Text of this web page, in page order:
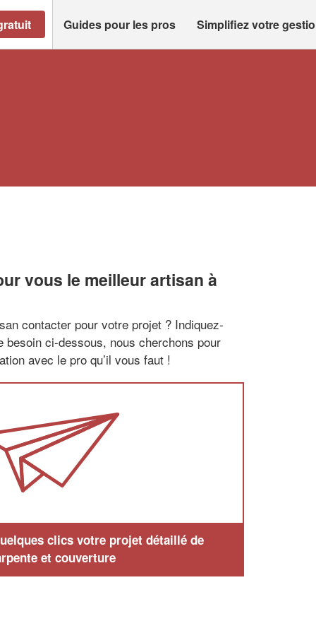
Guides pour les pros Simplifiez votre
vous le meilleur artisan à
contacter pour votre projet ? Indiquez-
besoin ci-dessous, nous cherchons pour
avec le pro qu’il vous faut !
clics votre projet détaillé de
et couverture